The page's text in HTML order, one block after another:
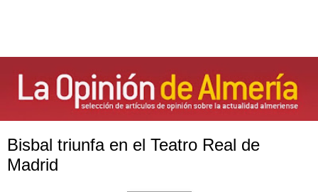
Bisbal triunfa en el Teatro Real de
Madrid